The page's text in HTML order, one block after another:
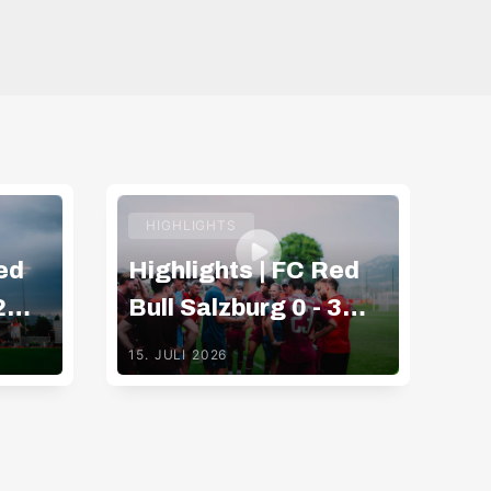
HIGHLIGHTS
Highlights | FC Red
Bull Salzburg 0 - 3
Gamba Osaka
15. JULI 2026